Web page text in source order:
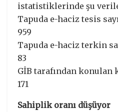
istatistiklerinde şu
Tapuda e-haciz tesis
959
Tapuda e-haciz terkin
83
GİB tarafından konulan
171
Sahiplik oranı düşüyor